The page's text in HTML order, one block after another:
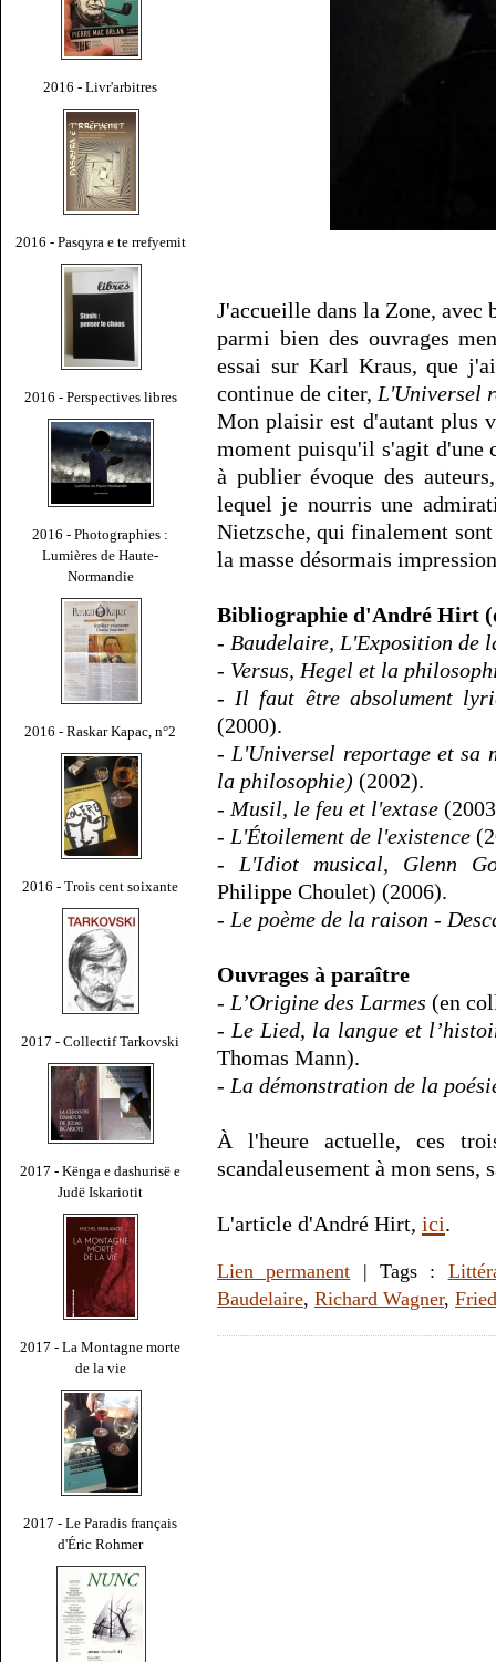
2016 - Livr'arbitres
2016 - Pasqyra e te rrefyemit
2016 - Perspectives libres
2016 - Photographies :
Lumières de Haute-
Normandie
2016 - Raskar Kapac, n°2
2016 - Trois cent soixante
2017 - Collectif Tarkovski
2017 - Kënga e dashurisë e
Judë Iskariotit
2017 - La Montagne morte
de la vie
2017 - Le Paradis français
d'Éric Rohmer
J'accueille dans la Zone,
parmi bien des ouvrages
essai sur Karl Kraus, que
continue de citer,L'Universel
Mon plaisir est d'autant plus
moment puisqu'il s'agit d'une
à publier évoque des
lequel je nourris une
Nietzsche, qui finalement sont
la masse désormais
Bibliographie d'André Hirt
- Baudelaire, L'Exposition de
- Versus, Hegel et la
-Il faut être absolument
(2000).
-L'Universel reportage et sa
la philosophie) (2002).
-Musil, le feu et l'extase
-L'Étoilement de l'existence
-L'Idiot musical, Glenn
Philippe Choulet) (2006).
-Le poème de la raison -
Ouvrages à paraître
-L’Origine des Larmes (en
-Le Lied, la langue et
Thomas Mann).
-La démonstration de la
À l'heure actuelle, ces
scandaleusement à mon sens,
L'article d'André Hirt, ici.
Lien permanent | Tags :
Baudelaire, Richard Wagner,